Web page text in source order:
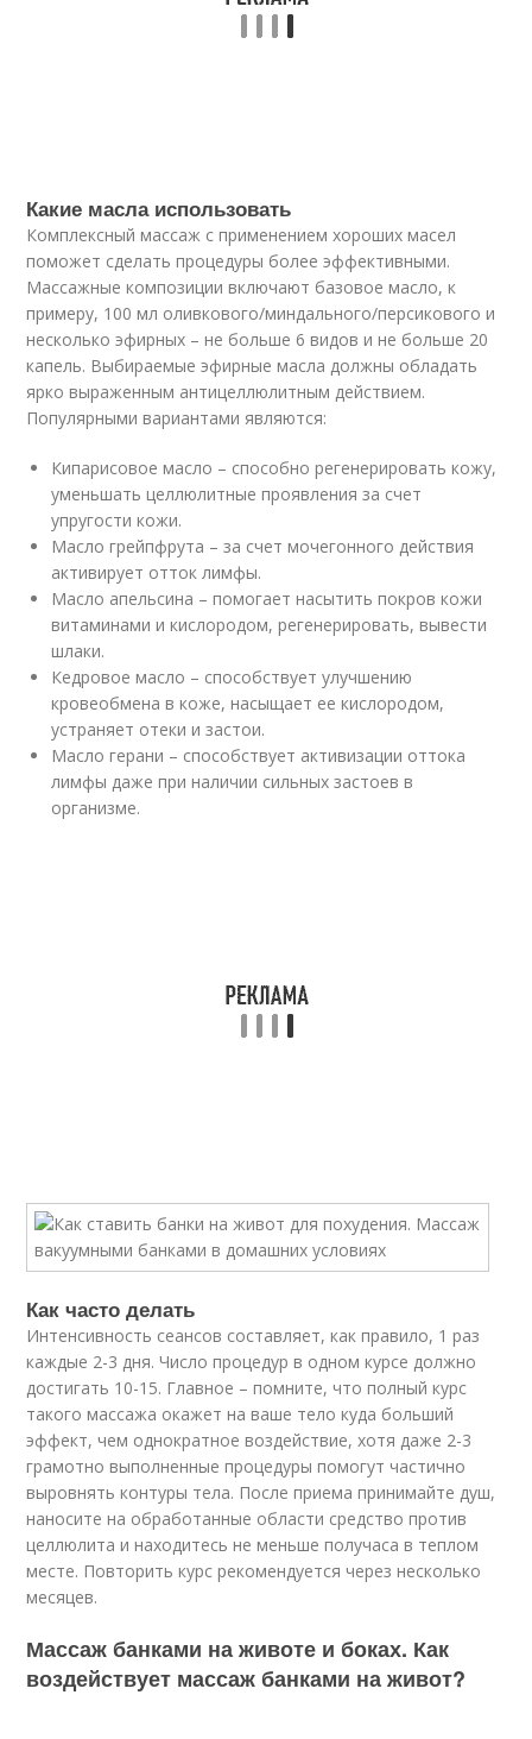
Какие масла использовать
Комплексный массаж с применением хороших масел
поможет сделать процедуры более эффективными.
Массажные композиции включают базовое масло, к
примеру, 100 мл оливкового/миндального/персикового и
несколько эфирных – не больше 6 видов и не больше 20
капель. Выбираемые эфирные масла должны обладать
ярко выраженным антицеллюлитным действием.
Популярными вариантами являются:
Кипарисовое масло – способно регенерировать кожу,
уменьшать целлюлитные проявления за счет
упругости кожи.
Масло грейпфрута – за счет мочегонного действия
активирует отток лимфы.
Масло апельсина – помогает насытить покров кожи
витаминами и кислородом, регенерировать, вывести
шлаки.
Кедровое масло – способствует улучшению
кровеобмена в коже, насыщает ее кислородом,
устраняет отеки и застои.
Масло герани – способствует активизации оттока
лимфы даже при наличии сильных застоев в
организме.
Как часто делать­
Интенсивность сеансов составляет, как правило, 1 раз
каждые 2-3 дня. Число процедур в одном курсе должно
достигать 10-15. Главное – помните, что полный курс
такого массажа окажет на ваше тело куда больший
эффект, чем однократное воздействие, хотя даже 2-3
грамотно выполненные процедуры помогут частично
выровнять контуры тела. После приема принимайте душ,
наносите на обработанные области средство против
целлюлита и находитесь не меньше получаса в теплом
месте. Повторить курс рекомендуется через несколько
месяцев.
Массаж банками на животе и боках. Как
воздействует массаж банками на живот?